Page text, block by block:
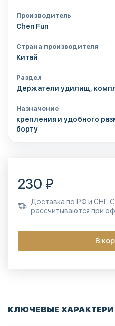
Производитель
Chen Fun
Страна производителя
Китай
Раздел
Держатели удилищ,
Назначение
крепления и удобного
борту
230 ₽
Доставка по РФ и СНГ.
рассчитываются при
В
КЛЮЧЕВЫЕ